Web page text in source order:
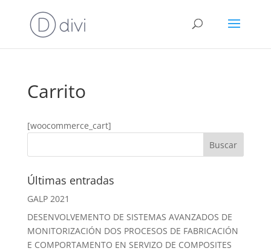
Carrito
[woocommerce_cart]
Últimas entradas
GALP 2021
DESENVOLVEMENTO DE SISTEMAS AVANZADOS DE
MONITORIZACIÓN DOS PROCESOS DE FABRICACIÓN
E COMPORTAMENTO EN SERVIZO DE COMPOSITES